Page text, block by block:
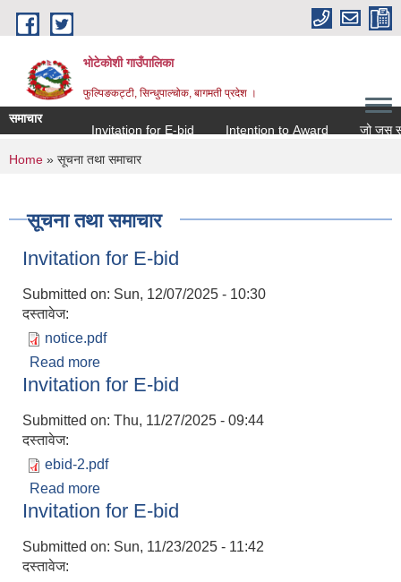
Skip to main content
भोटेकोशी गाउँपालिका
फुल्पिङकट्टी, सिन्धुपाल्चोक, बागमती प्रदेश ।
समाचार
Invitation for E-bid
Intention to Award जो जस संग
You are here
Home » सूचना तथा समाचार
सूचना तथा समाचार
Invitation for E-bid
Submitted on: Sun, 12/07/2025 - 10:30
दस्तावेज:
notice.pdf
Read more
Invitation for E-bid
Submitted on: Thu, 11/27/2025 - 09:44
दस्तावेज:
ebid-2.pdf
Read more
Invitation for E-bid
Submitted on: Sun, 11/23/2025 - 11:42
दस्तावेज: